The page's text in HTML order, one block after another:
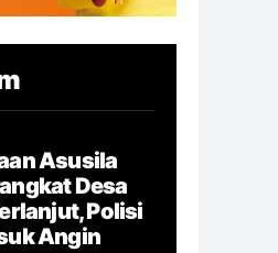
Asusila
Desa
Polisi
Angin